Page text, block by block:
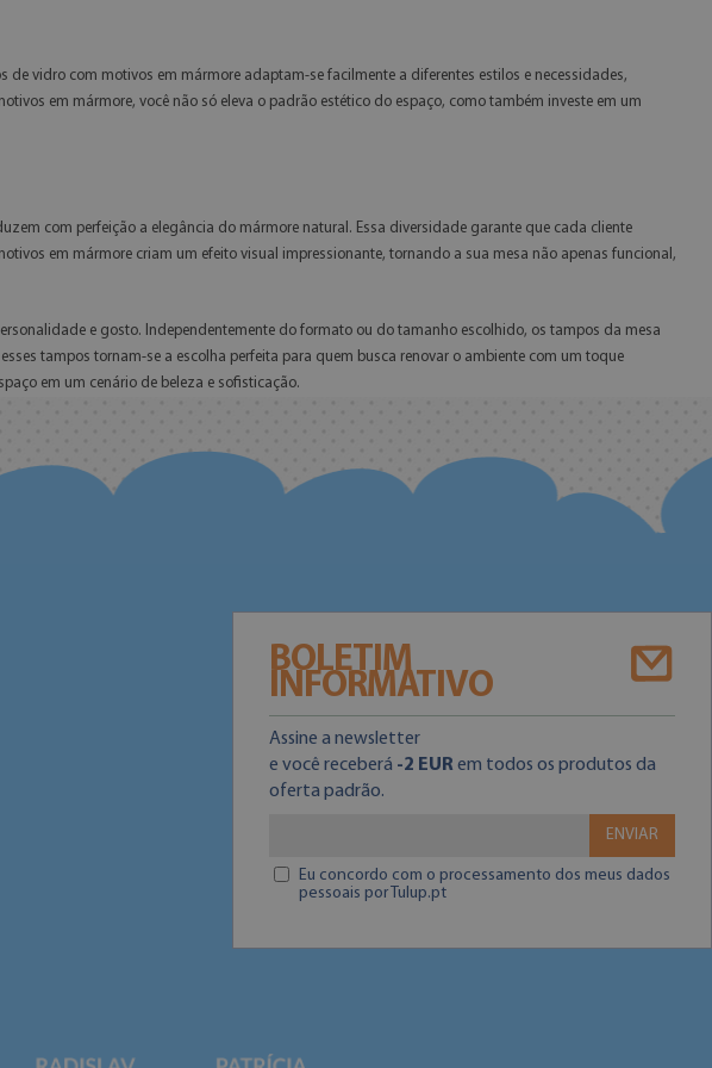
vidro com motivos em mármore adaptam-se facilmente a diferentes estilos e necessidades,
em mármore, você não só eleva o padrão estético do espaço, como também investe em um
com perfeição a elegância do mármore natural. Essa diversidade garante que cada cliente
em mármore criam um efeito visual impressionante, tornando a sua mesa não apenas funcional,
e gosto. Independentemente do formato ou do tamanho escolhido, os tampos da mesa
tampos tornam-se a escolha perfeita para quem busca renovar o ambiente com um toque
em um cenário de beleza e sofisticação.
BOLETIM
INFORMATIVO
Assine a newsletter
e você receberá -2 EUR em todos os produtos da
oferta padrão.
ENVIAR
Eu concordo com o processamento dos meus dados
pessoais por Tulup.pt